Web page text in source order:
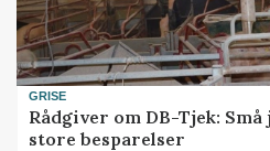
GRISE
Rådgiver om DB-Tjek:
store besparelser